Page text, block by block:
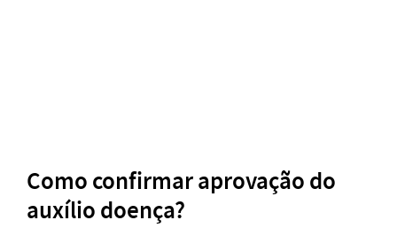
Como confirmar aprovação do
auxílio doença?